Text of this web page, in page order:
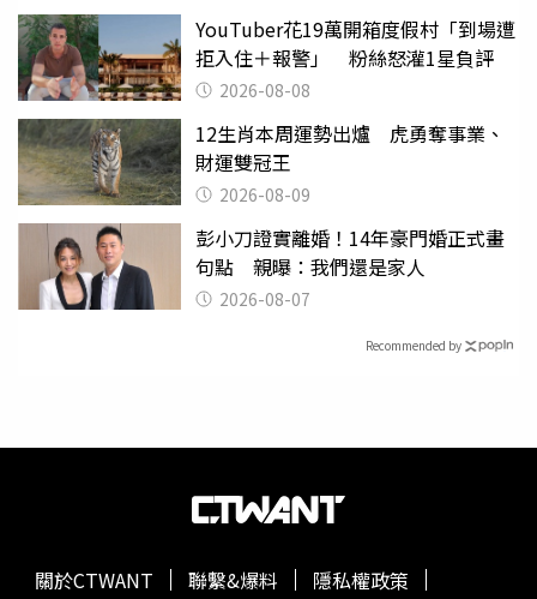
YouTuber花19萬開箱度假村「到場遭
拒入住＋報警」 粉絲怒灌1星負評
2026-08-08
12生肖本周運勢出爐 虎勇奪事業、
財運雙冠王
2026-08-09
彭小刀證實離婚！14年豪門婚正式畫
句點 親曝：我們還是家人
2026-08-07
Recommended by
關於CTWANT 聯繫&爆料 隱私權政策